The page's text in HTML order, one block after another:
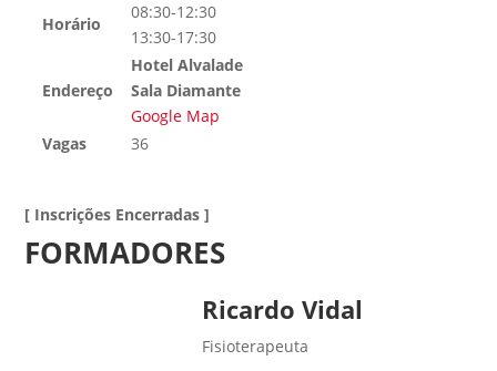
Horário
08:30-12:30
13:30-17:30
Endereço
Hotel Alvalade
Sala Diamante
Google Map
Vagas
36
[ Inscrições Encerradas ]
FORMADORES
Ricardo Vidal
Fisioterapeuta